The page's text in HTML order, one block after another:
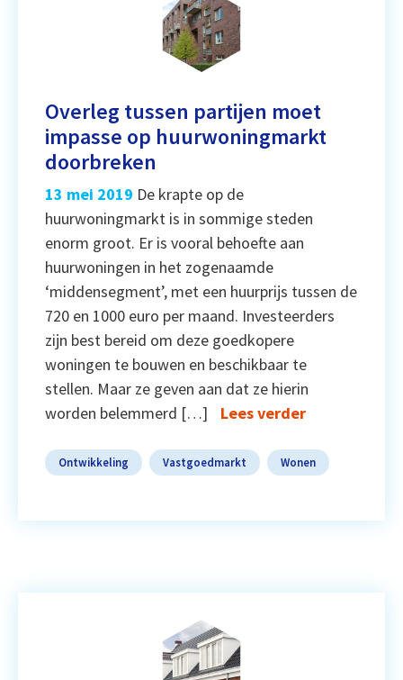
Overleg tussen partijen moet
impasse op huurwoningmarkt
doorbreken
13 mei 2019 De krapte op de
huurwoningmarkt is in sommige steden
enorm groot. Er is vooral behoefte aan
huurwoningen in het zogenaamde
‘middensegment’, met een huurprijs tussen de
720 en 1000 euro per maand. Investeerders
zijn best bereid om deze goedkopere
woningen te bouwen en beschikbaar te
stellen. Maar ze geven aan dat ze hierin
worden belemmerd […]
Lees verder
Ontwikkeling Vastgoedmarkt Wonen